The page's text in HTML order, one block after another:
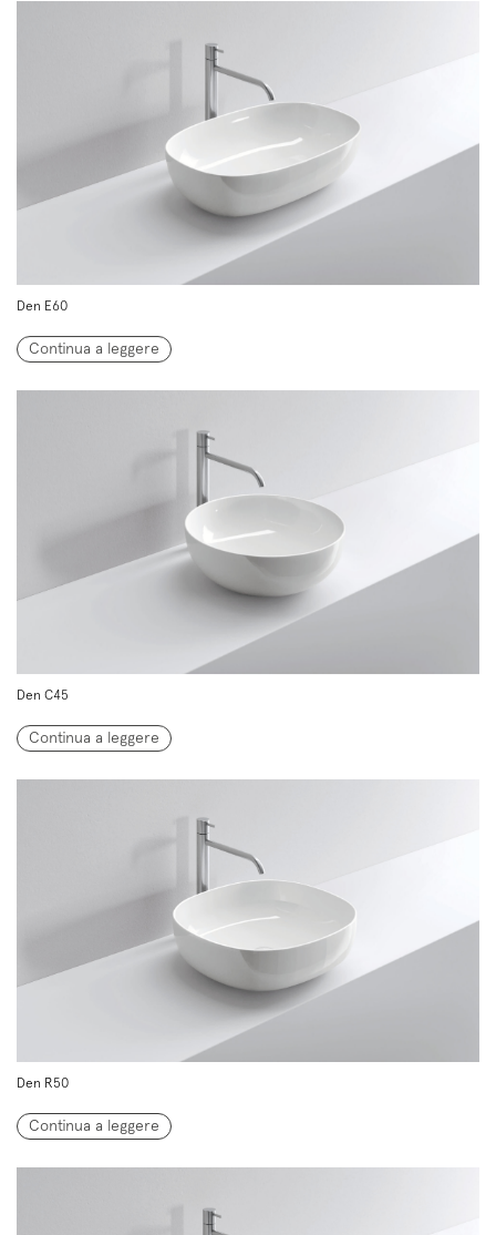
Den E60
Continua a leggere
Den C45
Continua a leggere
Den R50
Continua a leggere